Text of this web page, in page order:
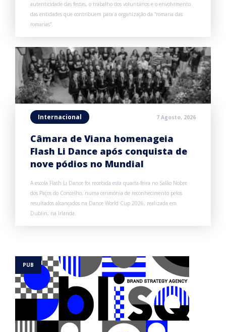
autenticidade das festas, o trabalho dos voluntários e o envolvimento
das entidades que contribuem para a organização da “romaria das
romarias”.
Internacional 7 Agosto, 2026
Câmara de Viana homenageia
Flash Li Dance após conquista de
nove pódios no Mundial
A escola Flash Li Dance foi recebida esta quarta-feira no Salão Nobre
dos Paços do Concelho, numa cerimónia de reconhecimento pelos
resultados alcançados na Dance World Cup 2026, realizada em
Dublin, na Irlanda.